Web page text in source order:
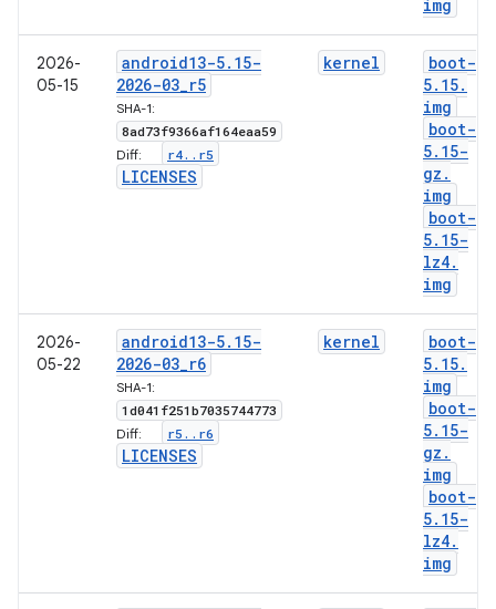
img
2026-
05-15
android13-5. 15-
2026-03_r5
SHA-1:
8ad73f9366af164eaa59
Diff: r4. . r5
LICENSES
kernel
boot-
5. 15.
img
boot-
5. 15-
gz .
img
boot-
5. 15-
lz4.
img
2026-
05-22
android13-5. 15-
2026-03_r6
SHA-1:
1d041f251b7035744773
Diff: r5 . . r6
LICENSES
kernel
boot-
5. 15.
img
boot-
5. 15-
gz .
img
boot-
5. 15-
lz4.
img